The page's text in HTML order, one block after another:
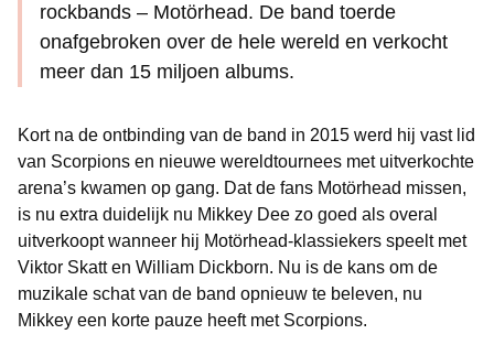
rockbands – Motörhead. De band toerde
onafgebroken over de hele wereld en verkocht
meer dan 15 miljoen albums.
Kort na de ontbinding van de band in 2015 werd hij vast lid
van Scorpions en nieuwe wereldtournees met uitverkochte
arena’s kwamen op gang. Dat de fans Motörhead missen,
is nu extra duidelijk nu Mikkey Dee zo goed als overal
uitverkoopt wanneer hij Motörhead-klassiekers speelt met
Viktor Skatt en William Dickborn. Nu is de kans om de
muzikale schat van de band opnieuw te beleven, nu
Mikkey een korte pauze heeft met Scorpions.